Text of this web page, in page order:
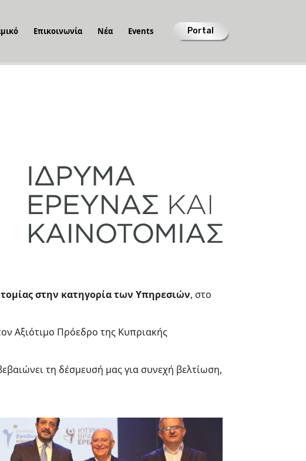
Επικοινωνία Νέα Events Portal
στην κατηγορία των Υπηρεσιών, στο
Αξιότιμο Πρόεδρο της Κυπριακής
τη δέσμευσή μας για συνεχή βελτίωση,